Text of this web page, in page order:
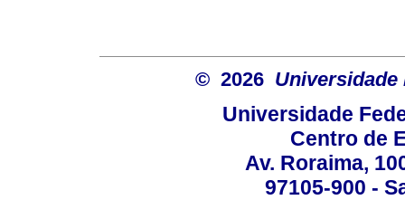
© 2026 Universidade
Universidade
Centro de
Av. Roraima,
97105-900 -